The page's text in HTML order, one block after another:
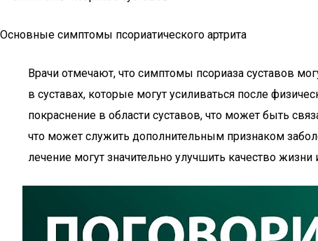
Основные симптомы псориатического артрита
Врачи отмечают, что симптомы псориаза суставов
в суставах, которые могут усиливаться после
покраснение в области суставов, что может быть
что может служить дополнительным признаком
лечение могут значительно улучшить качество